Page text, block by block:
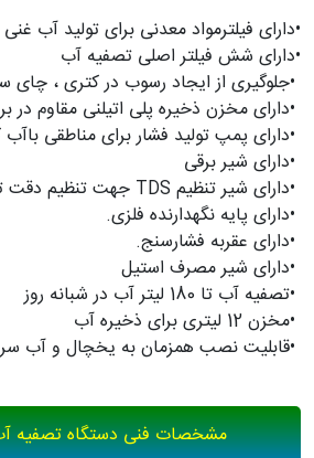
•دارای فیلترمواد معدنی برای تولید آب
•دارای شش فیلتر اصلی تصفیه آب
•جلوگیری از ایجاد رسوب در كتری ، چای
•دارای مخزن ذخیره پلی اتیلنی مقاوم در
•دارای پمپ تولید فشار برای مناطقی
•دارای شیر برقی
•دارای شیر تنظیم TDS جهت تنظیم دقت
•دارای پایه نگهدارنده فلزی.
•دارای عقربه فشارسنج.
•دارای شیر مصرف استیل
•تصفیه آب تا 180 لیتر آب در شبانه روز
•مخزن 12 لیتری برای ذخیره آب
•قابلیت نصب همزمان به یخچال و آب
مشخصات فنی دستگاه تصفیه